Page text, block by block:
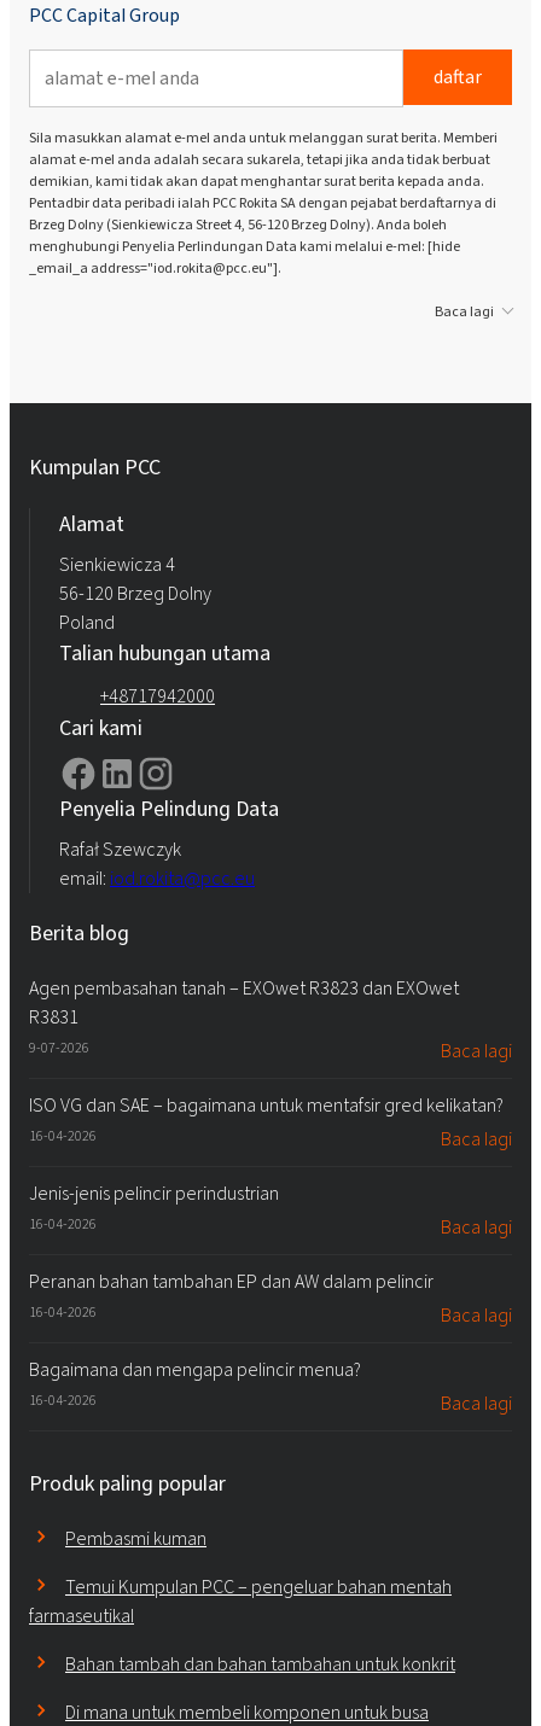
PCC Capital Group
daftar
Sila masukkan alamat e-mel anda untuk melanggan surat berita. Memberi
alamat e-mel anda adalah secara sukarela, tetapi jika anda tidak berbuat
demikian, kami tidak akan dapat menghantar surat berita kepada anda.
Pentadbir data peribadi ialah PCC Rokita SA dengan pejabat berdaftarnya di
Brzeg Dolny (Sienkiewicza Street 4, 56-120 Brzeg Dolny). Anda boleh
menghubungi Penyelia Perlindungan Data kami melalui e-mel: [hide
_email_a address="iod.rokita@pcc.eu"].
Baca lagi
Kumpulan PCC
Alamat
Sienkiewicza 4
56-120 Brzeg Dolny
Poland
Talian hubungan utama
+48717942000
Cari kami
Penyelia Pelindung Data
Rafał Szewczyk
email: iod.rokita@pcc.eu
Berita blog
Agen pembasahan tanah – EXOwet R3823 dan EXOwet
R3831
9-07-2026 Baca lagi
ISO VG dan SAE – bagaimana untuk mentafsir gred kelikatan?
16-04-2026 Baca lagi
Jenis-jenis pelincir perindustrian
16-04-2026 Baca lagi
Peranan bahan tambahan EP dan AW dalam pelincir
16-04-2026 Baca lagi
Bagaimana dan mengapa pelincir menua?
16-04-2026 Baca lagi
Produk paling popular
Pembasmi kuman
Temui Kumpulan PCC – pengeluar bahan mentah
farmaseutikal
Bahan tambah dan bahan tambahan untuk konkrit
Di mana untuk membeli komponen untuk busa